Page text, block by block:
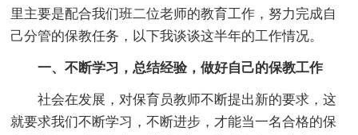
里主要是配合我们班二位老师的教育工作，努力完成自
己分管的保教任务，以下我谈谈这半年的工作情况。
一、不断学习，总结经验，做好自己的保教工作
社会在发展，对保育员教师不断提出新的要求，这
就要求我们不断学习，不断进步，才能当一名合格的保